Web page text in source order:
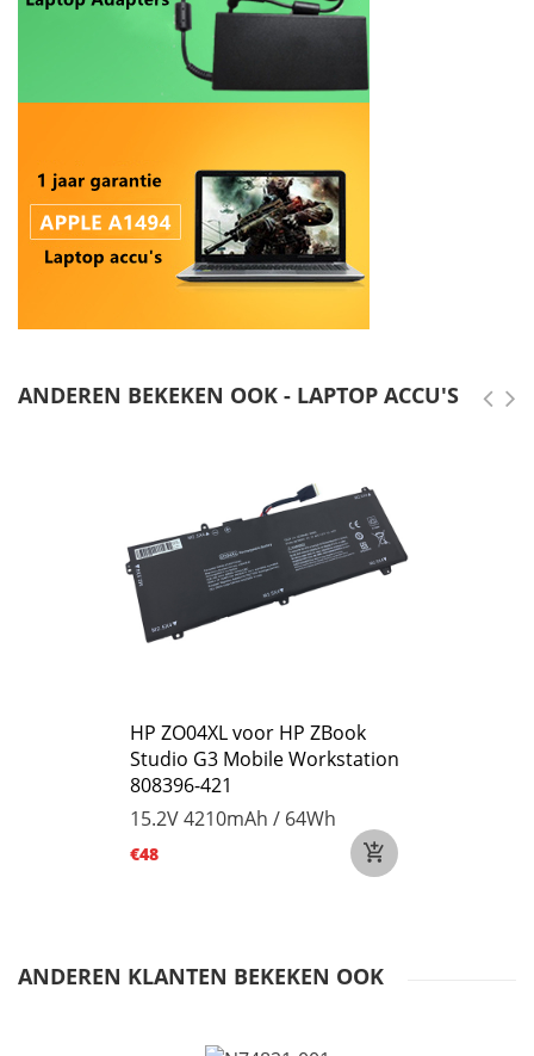
ANDEREN BEKEKEN OOK - LAPTOP ACCU'S
HP ZO04XL voor HP ZBook
Studio G3 Mobile Workstation
808396-421
15.2V4210mAh / 64Wh
€48
ANDEREN KLANTEN BEKEKEN OOK